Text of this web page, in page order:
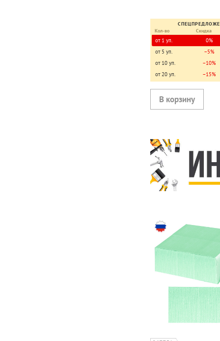
Кол-во
Скидка
от 1 уп. 0%
от 5 уп.
−5%
от 10 уп.
−10%
от 20 уп.
−15%